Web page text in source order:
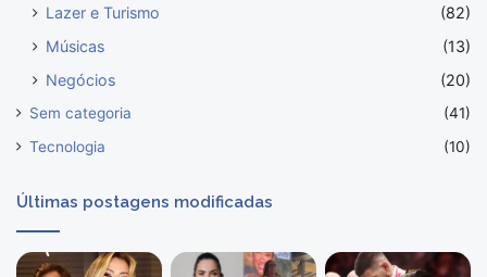
Lazer e Turismo
(82)
Músicas
(13)
Negócios
(20)
Sem categoria
(41)
Tecnologia
(10)
Últimas postagens modificadas